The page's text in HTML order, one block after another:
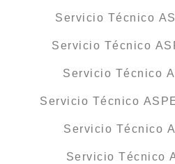
Servicio Técnico
Servicio Técnico
Servicio Técnico
Servicio Técnico
Servicio Técnico
Servicio Técnico